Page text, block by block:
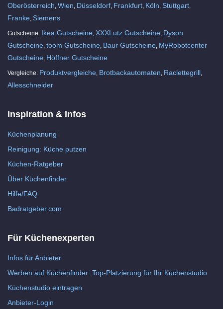
Oberösterreich Wien Düsseldorf Frankfurt Köln Stuttgart
Franke Siemens
Gutscheine: Ikea Gutscheine XXXLutz Gutscheine Dyson
Gutscheine toom Gutscheine Baur Gutscheine MyRobotcenter
Gutscheine Höffner Gutscheine
Vergleiche: Produktvergleiche Brotbackautomaten Raclettegrill
Allesschneider
Inspiration & Infos
Küchenplanung
Reinigung: Küche putzen
Küchen-Ratgeber
Über Küchenfinder
Hilfe/FAQ
Badratgeber.com
Für Küchenexperten
Infos für Anbieter
Werben auf Küchenfinder: Top-Platzierung für Ihr Küchenstudio
Küchenstudio eintragen
Anbieter-Login